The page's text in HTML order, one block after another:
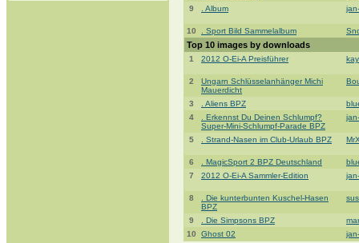
9
. Album
10 . Sport Bild Sammelalbum
Top 10 images by downloads
1 2012 O-Ei-A Preisführer
2
Ungarn Schlüsselanhänger Michi
Mauerdicht
3 . Aliens BPZ
4
. Erkennst Du Deinen Schlumpf?
Super-Mini-Schlumpf-Parade BPZ
5 . Strand-Nasen im Club-Urlaub BPZ
6 . MagicSport 2 BPZ Deutschland
7
2012 O-Ei-A Sammler-Edition
8
. Die kunterbunten Kuschel-Hasen
BPZ
9 . Die Simpsons BPZ
10
Ghost 02